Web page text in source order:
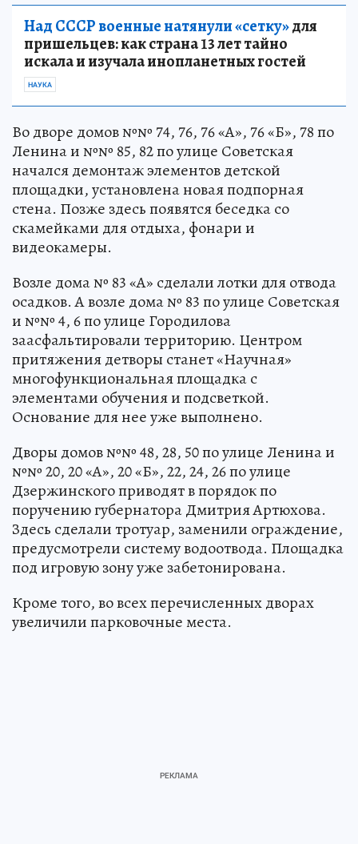
Над СССР военные натянули «сетку»для
пришельцев: как страна 13 лет тайно
искала и изучала инопланетных гостей
НАУКА
Во дворе домов №№ 74, 76, 76 «А», 76 «Б», 78 по
Ленина и №№ 85, 82 по улице Советская
начался демонтаж элементов детской
площадки, установлена новая подпорная
стена. Позже здесь появятся беседка со
скамейками для отдыха, фонари и
видеокамеры.
Возле дома № 83 «А» сделали лотки для отвода
осадков. А возле дома № 83 по улице Советская
и №№ 4, 6 по улице Городилова
заасфальтировали территорию. Центром
притяжения детворы станет «Научная»
многофункциональная площадка с
элементами обучения и подсветкой.
Основание для нее уже выполнено.
Дворы домов №№ 48, 28, 50 по улице Ленина и
№№ 20, 20 «А», 20 «Б», 22, 24, 26 по улице
Дзержинского приводят в порядок по
поручению губернатора Дмитрия Артюхова.
Здесь сделали тротуар, заменили ограждение,
предусмотрели систему водоотвода. Площадка
под игровую зону уже забетонирована.
Кроме того, во всех перечисленных дворах
увеличили парковочные места.